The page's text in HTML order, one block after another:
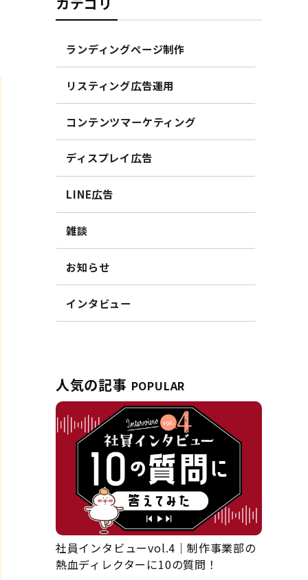
ランディングページ制作
リスティング広告運用
コンテンツマーケティング
ディスプレイ広告
LINE広告
雑談
お知らせ
インタビュー
人気の記事 POPULAR
社員インタビューvol.4｜制作事業部の
熱血ディレクターに10の質問！